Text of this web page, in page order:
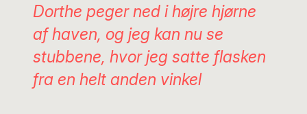
Dorthe peger ned i højre hjørne
af haven, og jeg kan nu se
stubbene, hvor jeg satte flasken
fra en helt anden vinkel